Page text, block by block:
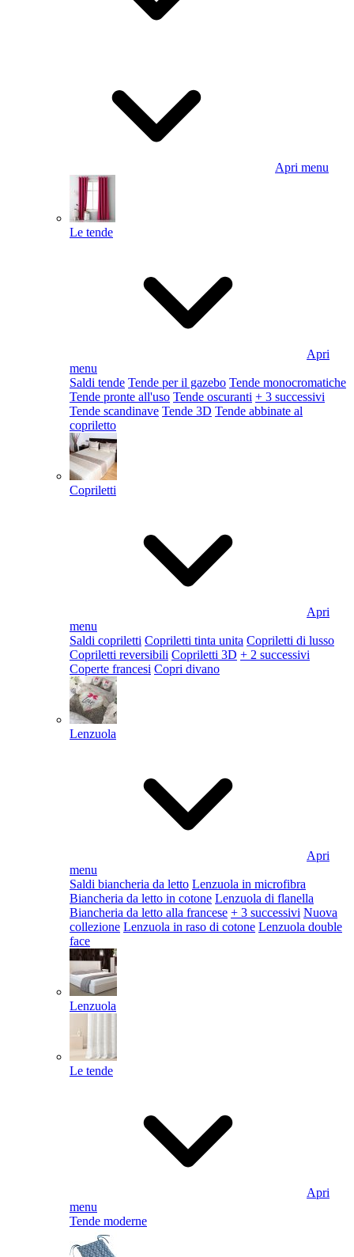
Apri menu
Le tende
Apri
menu
Saldi tende Tende per il gazebo Tende monocromatiche
Tende pronte all'uso Tende oscuranti + 3 successivi
Tende scandinave Tende 3D Tende abbinate al
copriletto
Copriletti
Apri
menu
Saldi copriletti Copriletti tinta unita Copriletti di lusso
Copriletti reversibili Copriletti 3D + 2 successivi
Coperte francesi Copri divano
Lenzuola
Apri
menu
Saldi biancheria da letto Lenzuola in microfibra
Biancheria da letto in cotone Lenzuola di flanella
Biancheria da letto alla francese + 3 successivi Nuova
collezione Lenzuola in raso di cotone Lenzuola double
face
Lenzuola
Le tende
Apri
menu
Tende moderne